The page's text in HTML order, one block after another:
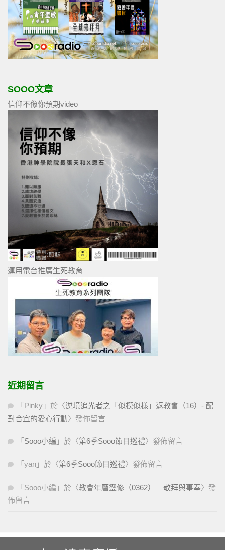
SOOO文章
信仰不像你預期video
運用電台推廣生死教育
近期留言
「 Pinky 」於〈逆境追光者之「似模似樣」返教會（16）- 配
對合宜的愛心行動〉發佈留言
「 Sooo小編 」於〈第6季Sooo節目巡禮〉發佈留言
「 yan 」於〈第6季Sooo節目巡禮〉發佈留言
「 Sooo小編 」於〈教會年曆靈修（0362） – 敬拜與事奉〉發
佈留言